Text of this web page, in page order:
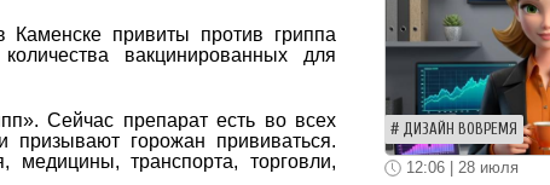
привиты против гриппа
вакцинированных для
Сейчас препарат есть во всех
призывают горожан прививаться.
транспорта, торговли,
ДИЗАЙН ВОВРЕМЯ
12:06 | 28 июля